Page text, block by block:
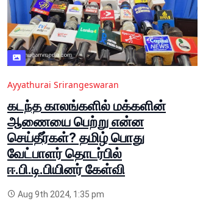
Ayyathurai Srirangeswaran
கடந்த காலங்களில் மக்களின்
ஆணையை பெற்று என்ன
செய்தீர்கள்? தமிழ் பொது
வேட்பாளர் தொடர்பில்
ஈ.பி.டி.பியினர் கேள்வி
Aug 9th 2024, 1:35 pm